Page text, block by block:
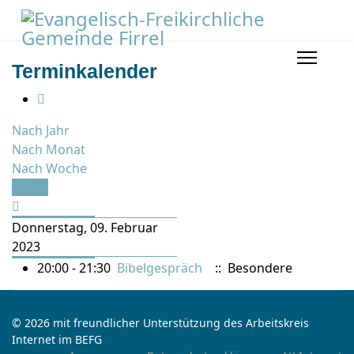
Terminkalender
Nach Jahr
Nach Monat
Nach Woche
Donnerstag, 09. Februar
2023
20:00 - 21:30 Bibelgespräch :: Besondere
© 2026 mit freundlicher Unterstützung des Arbeitskreis
Internet im BEFG